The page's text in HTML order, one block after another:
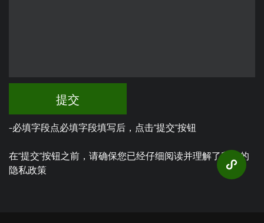
提交
-必填字段点必填字段填写后，点击“提交”按钮
在“提交”按钮之前，请确保您已经仔细阅读并理解了我们的
隐私政策